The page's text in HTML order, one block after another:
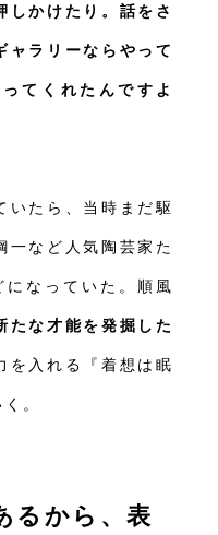
しかけたり。話をさ
ャラリーならやって
てくれたんですよ
いたら、当時まだ駆
一など人気陶芸家た
なっていた。順風
たな才能を発掘した
を入れる『着想は眠
。
るから、表